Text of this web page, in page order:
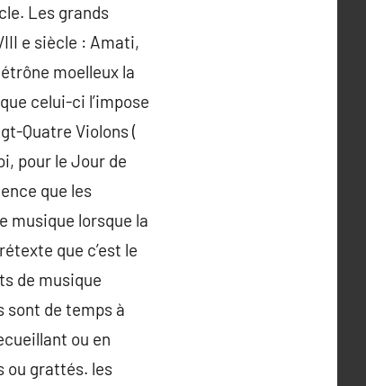
Les grands
e siècle : Amati,
moelleux la
celui-ci l’impose
Quatre Violons (
pour le Jour de
que les
musique lorsque la
que c’est le
de musique
sont de temps à
ou en
ou grattés. les